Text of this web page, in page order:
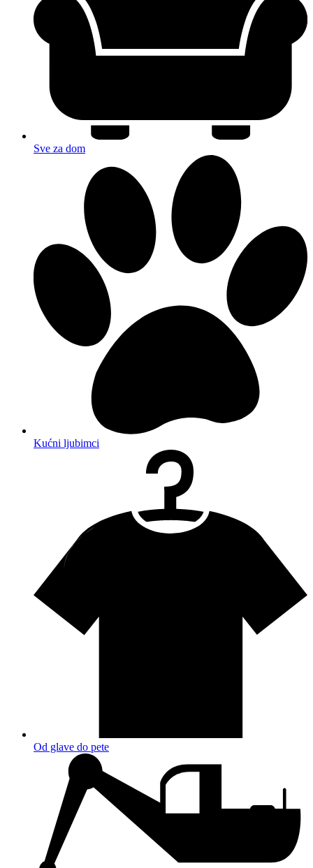
Sve za dom
Kućni ljubimci
Od glave do pete